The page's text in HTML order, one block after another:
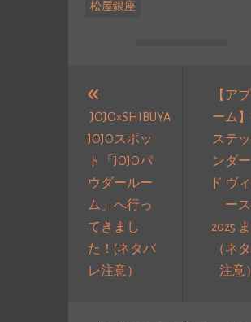
松屋銀座
JOJO×SHIBUYA
JOJOスポッ
ト「JOJOパ
ウダールー
ム」へ行っ
てきまし
た！(ネタバ
レ注意）
【ア
ーム
ステ
ンダ
ド ヴ
ー
2025
（ネ
注意